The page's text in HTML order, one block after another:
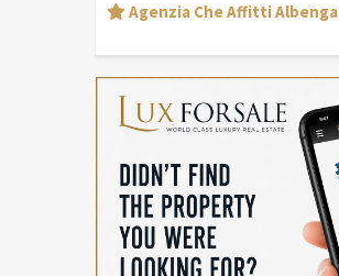
Agenzia Che Affitti Albenga